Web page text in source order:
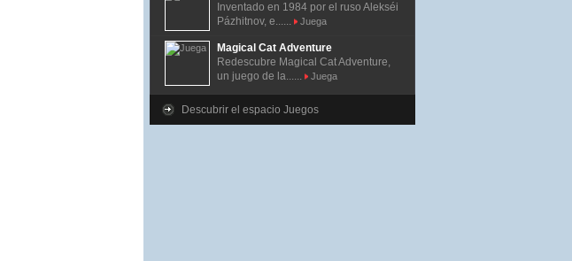
Inventado en 1984 por el ruso Alekséi
Pázhitnov, e......
Juega
Magical Cat Adventure
Redescubre Magical Cat Adventure,
un juego de la......
Juega
Descubrir el espacio Juegos